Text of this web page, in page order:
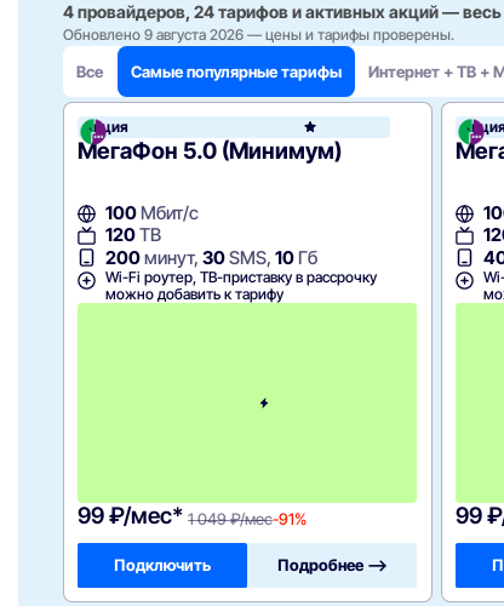
4 провайдеров, 24 тарифов и активных акций —
Обновлено 9 августа 2026 — цены и тарифы проверены.
Все Самые популярные тарифы Интернет + ТВ +
Акция
МегаФон 5.0 (Минимум)
100Мбит/с
120ТВ
200минут, 30SMS, 10Гб
Wi-Fi роутер, ТВ-приставку в рассрочку
можно добавить к тарифу
99 ₽/мес* 1 049 ₽/мес-91%
Подключить Подробнее —>
99